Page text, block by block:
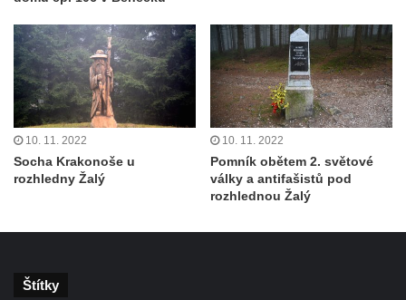
10. 11. 2022
Socha Krakonoše u
rozhledny Žalý
10. 11. 2022
Pomník obětem 2. světové
války a antifašistů pod
rozhlednou Žalý
Štítky